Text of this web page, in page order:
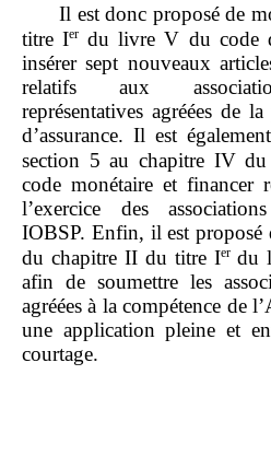
Il est donc proposé de
titre Ier du livre V du code
insérer sept nouveaux
relatifs aux
représentatives agréées de
d’assurance. Il est
section 5 au chapitre IV
code monétaire et financer
l’exercice des
IOBSP. Enfin, il est proposé
du chapitre II du titre Ierdu
afin de soumettre les
agréées à la compétence de
une application pleine et
courtage.